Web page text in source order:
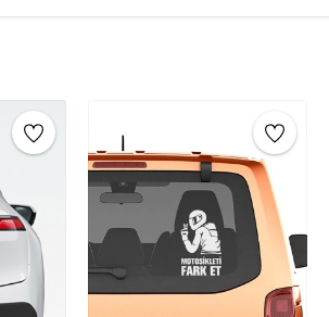
ve estetik bir görünüm kazandırmak amacıyla
Araç stickerları, dış mekânda uzun süre dayanabilecek
dirençlidir. Bu stickerlar, araç sahiplerine araçlarını
reklam, logo tanıtımı, spor takımı renkleri, özel
kullanılabilirler.
özellikleriyle de öne çıkar. Yüksek kaliteli
araca zarar vermeden temiz bir şekilde çıkarılabilir.
ve kirlenmeye karşı dayanıklı olacak şekilde üretilir,
görsel bir etki yaratır. Hem estetik hem de fonksiyonel
türlü araca kolayca uygulanabilir ve sürücüler için